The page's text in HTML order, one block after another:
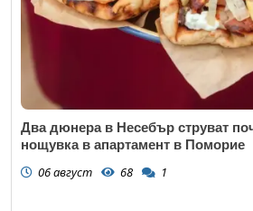
Два дюнера в Несебър струват
нощувка в апартамент в Поморие
06 август 68 1